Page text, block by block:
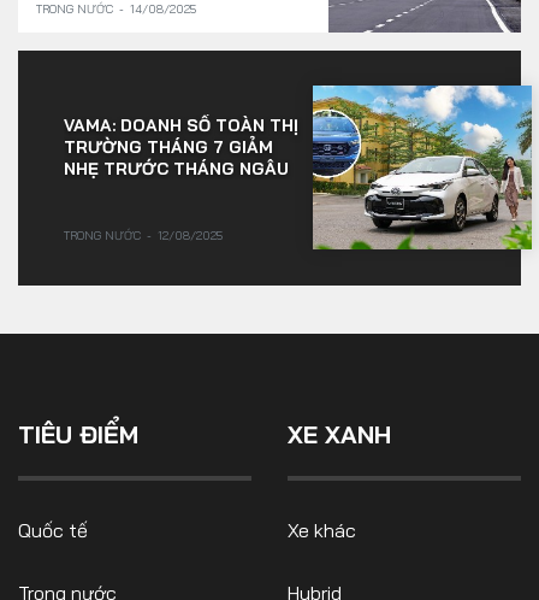
TRONG NƯỚC 14/08/2025
VAMA: DOANH SỐ TOÀN THỊ
TRƯỜNG THÁNG 7 GIẢM
NHẸ TRƯỚC THÁNG NGÂU
TRONG NƯỚC 12/08/2025
TIÊU ĐIỂM
Quốc tế
Trong nước
XE XANH
Xe khác
Hybrid